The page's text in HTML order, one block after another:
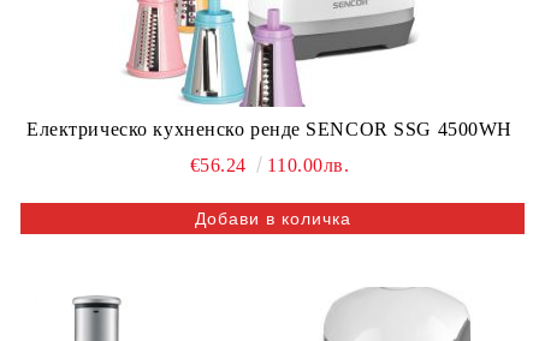
Електрическо кухненско ренде SENCOR SSG 4500WH
€56.24
110.00лв.